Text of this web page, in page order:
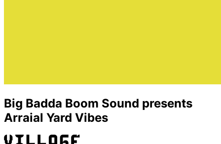
Big Badda Boom Sound presents
Arraial Yard Vibes